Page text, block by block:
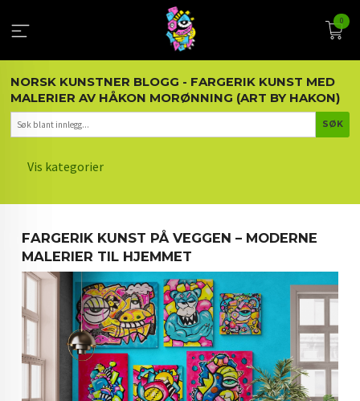
innholdet
0
NORSK KUNSTNER BLOGG - FARGERIK KUNST MED
MALERIER AV HÅKON MORØNNING (ART BY HAKON)
Vis kategorier
KUNST OG KUNSTNEREN
MALERIER BLOGG
ARTIKLER OM KUNST
INTERIØR OG KUNST
KUNST INVESTERING
FARGERIK KUNST PÅ VEGGEN – MODERNE
MALERIER TIL HJEMMET